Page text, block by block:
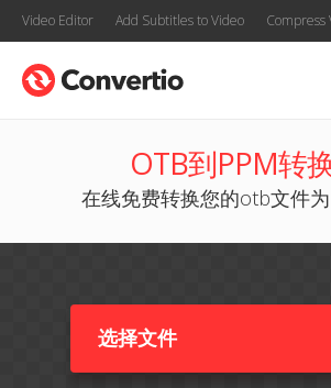
Video Editor Add Subtitles to Video Compress
OTB到PPM转
在线免费转换您的otb文件
选择文件